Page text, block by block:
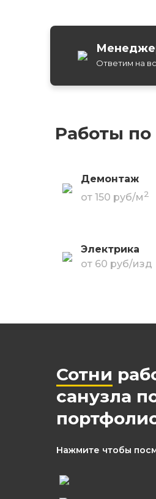
Ответим на
Работы
Демонтаж
от 150 руб/м2
Электрика
от 60 руб/изд
Сотни
санузла
Нажмите чтобы